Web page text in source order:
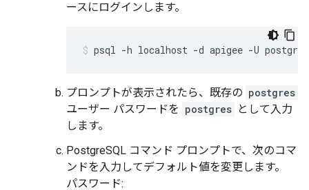
ースにログインします。
psql -h localhost -d apigee -U postgres
プロンプトが表示されたら、既存の postgres
ユーザー パスワードを postgres として入力
します。
PostgreSQL コマンド プロンプトで、次のコマ
ンドを入力してデフォルト値を変更します。
パスワード: